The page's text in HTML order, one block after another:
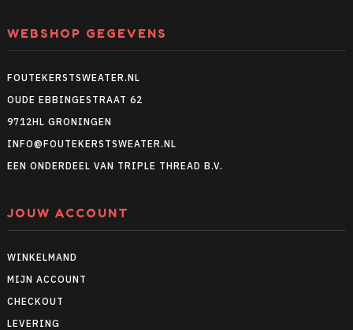
WEBSHOP GEGEVENS
FOUTEKERSTSWEATER.NL
OUDE EBBINGESTRAAT 62
9712HL GRONINGEN
INFO@FOUTEKERSTSWEATER.NL
EEN ONDERDEEL VAN TRIPLE THREAD B.V.
JOUW ACCOUNT
WINKELMAND
MIJN ACCOUNT
CHECKOUT
LEVERING